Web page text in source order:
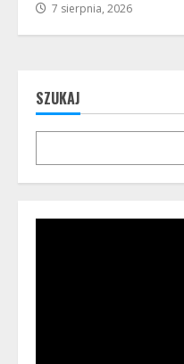
7 sierpnia, 2026
SZUKAJ